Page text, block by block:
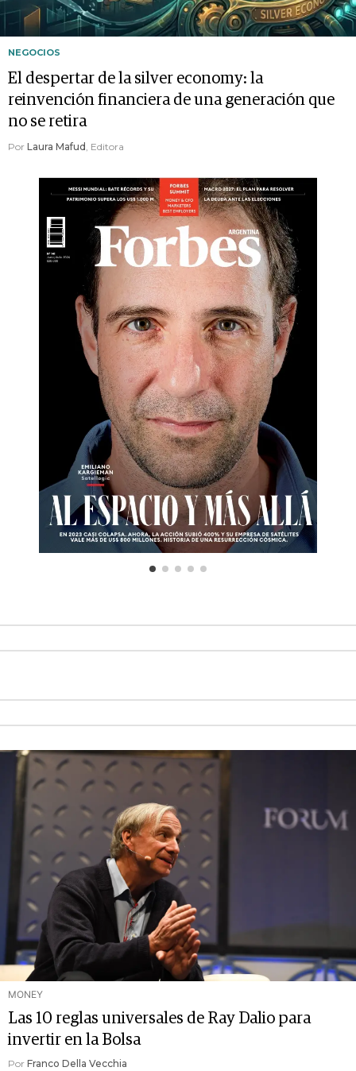
NEGOCIOS
El despertar de la silver economy: la
reinvención financiera de una generación que
no se retira
Por Laura Mafud , Editora
MONEY
Las 10 reglas universales de Ray Dalio para
invertir en la Bolsa
Por Franco Della Vecchia